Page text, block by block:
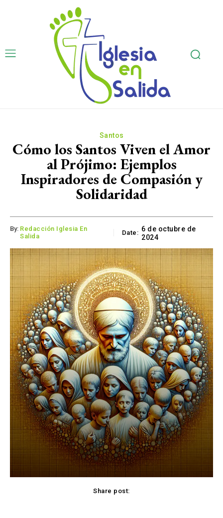
Santos
Cómo los Santos Viven el Amor
al Prójimo: Ejemplos
Inspiradores de Compasión y
Solidaridad
By: Redacción Iglesia En
Salida
Date: 6 de octubre de
2024
Share post: